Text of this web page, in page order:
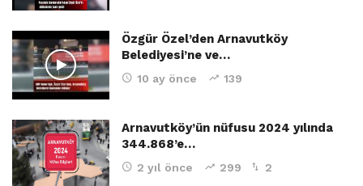
Özgür Özel’den Arnavutköy
Belediyesi’ne ve…
10 ay önce 139
Arnavutköy’ün nüfusu 2024 yılında
344.868’e…
2 yıl önce 299 2